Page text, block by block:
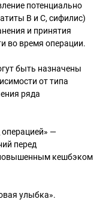
потенциально
B и C, сифилис)
и принятия
во время операции.
быть назначены
от типа
ряда
—
перед
кешбэком
улыбка».